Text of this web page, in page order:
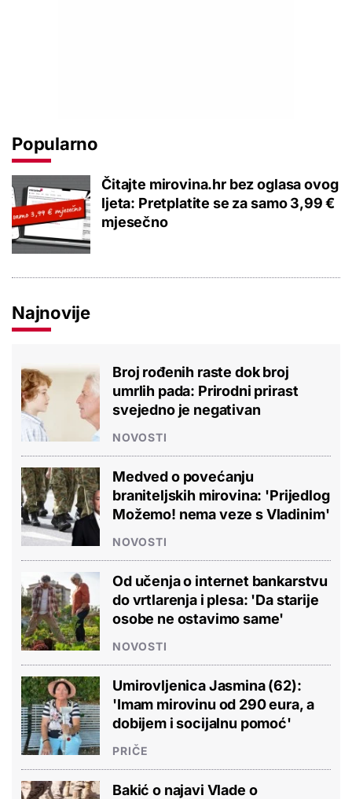
Popularno
Čitajte mirovina.hr bez oglasa ovog
ljeta: Pretplatite se za samo 3,99 €
mjesečno
Najnovije
Broj rođenih raste dok broj
umrlih pada: Prirodni prirast
svejedno je negativan
NOVOSTI
Medved o povećanju
braniteljskih mirovina: 'Prijedlog
Možemo! nema veze s Vladinim'
NOVOSTI
Od učenja o internet bankarstvu
do vrtlarenja i plesa: 'Da starije
osobe ne ostavimo same'
NOVOSTI
Umirovljenica Jasmina (62):
'Imam mirovinu od 290 eura, a
dobijem i socijalnu pomoć'
PRIČE
Bakić o najavi Vlade o